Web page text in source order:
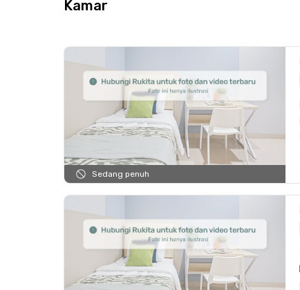
Kamar
Sedang penuh